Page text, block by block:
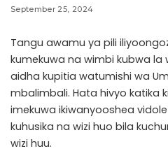
September 25, 2024
Tangu awamu ya pili
kumekuwa na wimbi kubwa la
aidha kupitia watumishi wa
mbalimbali. Hata hivyo katika
imekuwa ikiwanyooshea
kuhusika na wizi huo bila
wizi huu.